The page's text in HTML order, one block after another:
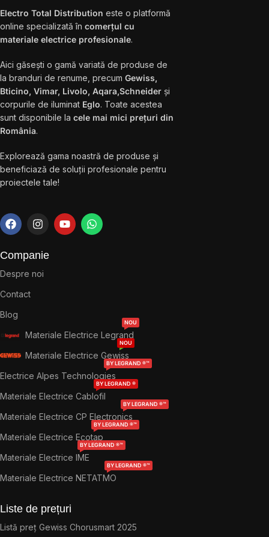
Electro Total Distribution este o platformă
online specializată în comerțul cu
materiale electrice profesionale.
Aici găsești o gamă variată de produse de
la branduri de renume, precum Gewiss,
Bticino, Vimar, Livolo, Aqara,Schneider și
corpurile de iluminat Eglo. Toate acestea
sunt disponibile la cele mai mici prețuri din
România.
Explorează gama noastră de produse și
beneficiază de soluții profesionale pentru
proiectele tale!
Companie
Despre noi
Contact
Blog
Materiale Electrice Legrand
NOU
Materiale Electrice Gewiss
NOU
Electrice Alpes Technologies
BY LEGRAND ®™
Materiale Electrice Cablofil
BY LEGRAND ®
Materiale Electrice CP Electronics
BY LEGRAND ®™
Materiale Electrice Ecotap
BY LEGRAND ®™
Materiale Electrice IME
BY LEGRAND ®™
Materiale Electrice NETATMO
BY LEGRAND ®™
Liste de prețuri
Listă preț Gewiss Chorusmart 2025